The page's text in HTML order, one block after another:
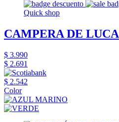
Quick shop
CAMPERA DE LUCA
$ 3.990
$ 2.691
$ 2.542
Color